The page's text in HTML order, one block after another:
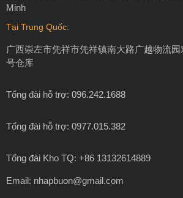
Minh
Tại Trung Quốc:
广西崇左市凭祥市凭祥镇南大路广越物流
号仓库
Tổng đài hỗ trợ: 096.242.1688
Tổng đài hỗ trợ: 0977.015.382
Tổng đài Kho TQ: +86 13132614889
Email: nhapbuon@gmail.com